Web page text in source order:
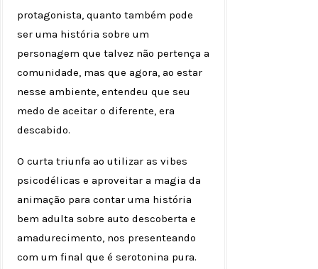
protagonista, quanto também pode
ser uma história sobre um
personagem que talvez não pertença a
comunidade, mas que agora, ao estar
nesse ambiente, entendeu que seu
medo de aceitar o diferente, era
descabido.
O curta triunfa ao utilizar as vibes
psicodélicas e aproveitar a magia da
animação para contar uma história
bem adulta sobre auto descoberta e
amadurecimento, nos presenteando
com um final que é serotonina pura.